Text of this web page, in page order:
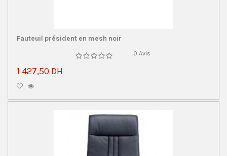
Fauteuil président en mesh noir
0 Avis
1 427,50 DH